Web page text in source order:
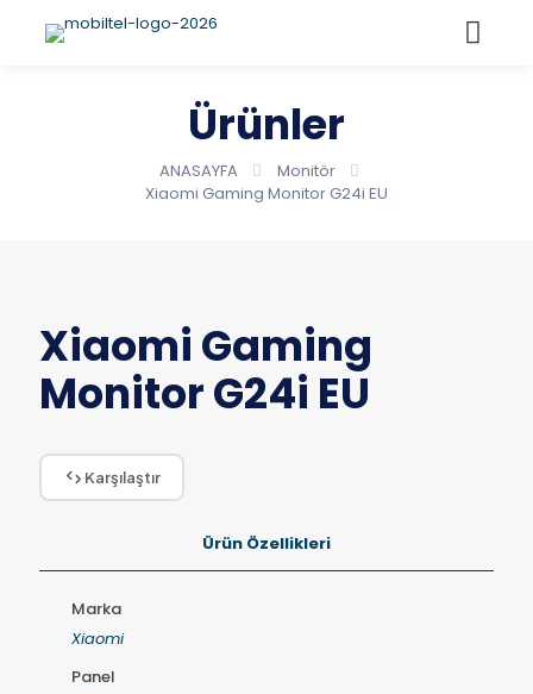
Ürünler
ANASAYFA
Monitör
Xiaomi Gaming Monitor G24i EU
Xiaomi Gaming
Monitor G24i EU
Karşılaştır
Ürün Özellikleri
Marka
Xiaomi
Panel